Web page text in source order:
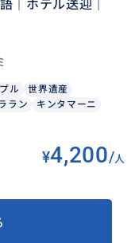
｜ホテル送迎｜
ル
世界遺産
ラン
キンタマーニ
¥4,200/人